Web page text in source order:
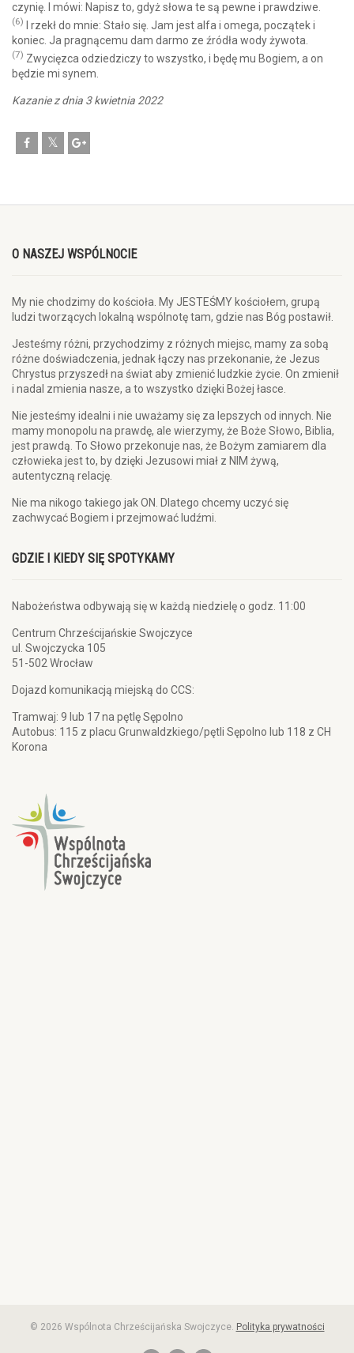
czynię. I mówi: Napisz to, gdyż słowa te są pewne i prawdziwe.
(6)
I rzekł do mnie: Stało się. Jam jest alfa i omega, początek i
koniec. Ja pragnącemu dam darmo ze źródła wody żywota.
(7) Zwycięzca odziedziczy to wszystko, i będę mu Bogiem, a on
będzie mi synem.
Kazanie z dnia 3 kwietnia 2022
O NASZEJ WSPÓLNOCIE
My nie chodzimy do kościoła. My JESTEŚMY kościołem, grupą
ludzi tworzących lokalną wspólnotę tam, gdzie nas Bóg postawił.
Jesteśmy różni, przychodzimy z różnych miejsc, mamy za sobą
różne doświadczenia, jednak łączy nas przekonanie, że Jezus
Chrystus przyszedł na świat aby zmienić ludzkie życie. On zmienił
i nadal zmienia nasze, a to wszystko dzięki Bożej łasce.
Nie jesteśmy idealni i nie uważamy się za lepszych od innych. Nie
mamy monopolu na prawdę, ale wierzymy, że Boże Słowo, Biblia,
jest prawdą. To Słowo przekonuje nas, że Bożym zamiarem dla
człowieka jest to, by dzięki Jezusowi miał z NIM żywą,
autentyczną relację.
Nie ma nikogo takiego jak ON. Dlatego chcemy uczyć się
zachwycać Bogiem i przejmować ludźmi.
GDZIE I KIEDY SIĘ SPOTYKAMY
Nabożeństwa odbywają się w każdą niedzielę o godz. 11:00
Centrum Chrześcijańskie Swojczyce
ul. Swojczycka 105
51-502 Wrocław
Dojazd komunikacją miejską do CCS:
Tramwaj: 9 lub 17 na pętlę Sępolno
Autobus: 115 z placu Grunwaldzkiego/pętli Sępolno lub 118 z CH
Korona
© 2026 Wspólnota Chrześcijańska Swojczyce. Polityka prywatności